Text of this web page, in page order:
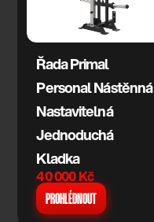
Řada Primal
Personal Nástěnná
Nastavitelná
Jednoduchá
Kladka
40 000 Kč
PROHLÉDNOUT